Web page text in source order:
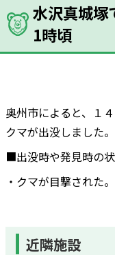
水沢真城
1時頃
奥州市によると、１
クマが出没しました。
■出没時や発見時の
・クマが目撃された。
近隣施設